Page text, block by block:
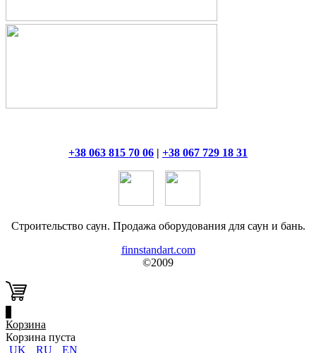
+38 063 815 70 06 | +38 067 729 18 31
Строительство саун. Продажа оборудования для саун и бань.
finnstandart.com
©2009
Корзина
Корзина пуста
UK
RU EN